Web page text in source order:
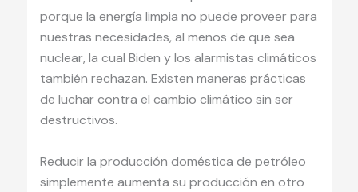
porque la energía limpia no puede proveer para
nuestras necesidades, al menos de que sea
nuclear, la cual Biden y los alarmistas climáticos
también rechazan. Existen maneras prácticas
de luchar contra el cambio climático sin ser
destructivos.
Reducir la producción doméstica de petróleo
simplemente aumenta su producción en otro